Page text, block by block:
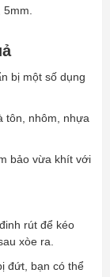
bị một số dụng
tôn, nhôm, nhựa
bảo vừa khít với
rút để kéo
xòe ra.
đứt, bạn có thể